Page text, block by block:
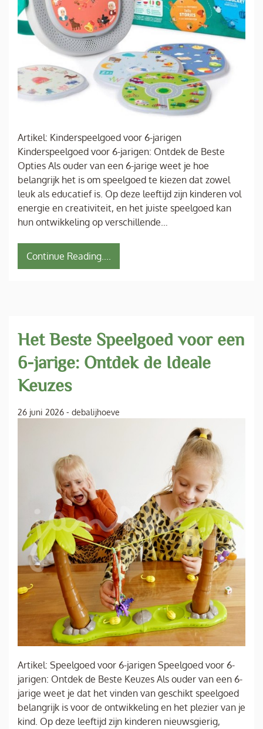
Artikel: Kinderspeelgoed voor 6-jarigen
Kinderspeelgoed voor 6-jarigen: Ontdek de Beste
Opties Als ouder van een 6-jarige weet je hoe
belangrijk het is om speelgoed te kiezen dat zowel
leuk als educatief is. Op deze leeftijd zijn kinderen vol
energie en creativiteit, en het juiste speelgoed kan
hun ontwikkeling op verschillende…
Continue Reading....
Het Beste Speelgoed voor een
6-jarige: Ontdek de Ideale
Keuzes
26 juni 2026 - debalijhoeve
Artikel: Speelgoed voor 6-jarigen Speelgoed voor 6-
jarigen: Ontdek de Beste Keuzes Als ouder van een 6-
jarige weet je dat het vinden van geschikt speelgoed
belangrijk is voor de ontwikkeling en het plezier van je
kind. Op deze leeftijd zijn kinderen nieuwsgierig,